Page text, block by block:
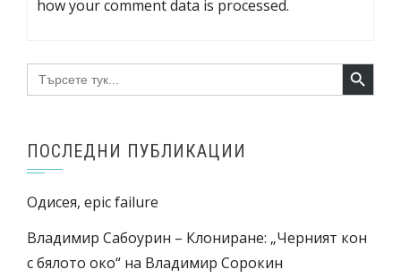
how your comment data is processed.
Search
for:
Search Button
ПОСЛЕДНИ ПУБЛИКАЦИИ
Одисея, epic failure
Владимир Сабоурин – Клониране: „Черният кон
с бялото око“ на Владимир Сорокин